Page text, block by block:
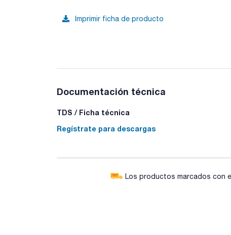
Imprimir ficha de producto
Documentación técnica
TDS / Ficha técnica
Regístrate para descargas
Los productos marcados con